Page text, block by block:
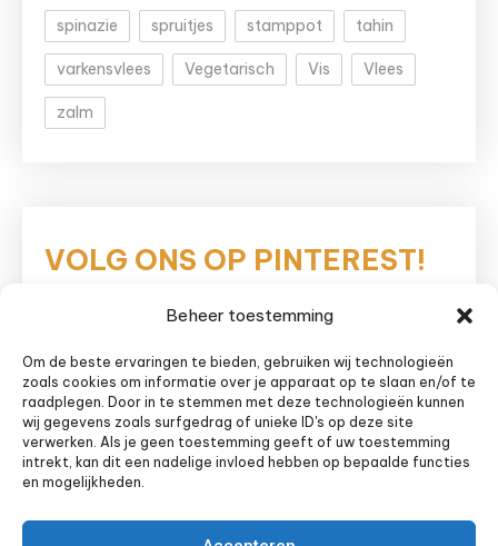
Beheer toestemming
Om de beste ervaringen te bieden, gebruiken wij technologieën
zoals cookies om informatie over je apparaat op te slaan en/of te
raadplegen. Door in te stemmen met deze technologieën kunnen
wij gegevens zoals surfgedrag of unieke ID's op deze site
verwerken. Als je geen toestemming geeft of uw toestemming
intrekt, kan dit een nadelige invloed hebben op bepaalde functies
en mogelijkheden.
spinazie spruitjes stamppot tahin
varkensvlees Vegetarisch Vis Vlees
zalm
VOLG ONS OP PINTEREST!